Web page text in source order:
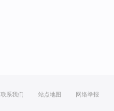
联系我们 站点地图 网络举报